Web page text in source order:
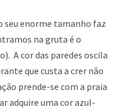
seu enorme tamanho faz
na gruta é o
A cor das paredes oscila
que custa a crer não
prende-se com a praia
adquire uma cor azul-